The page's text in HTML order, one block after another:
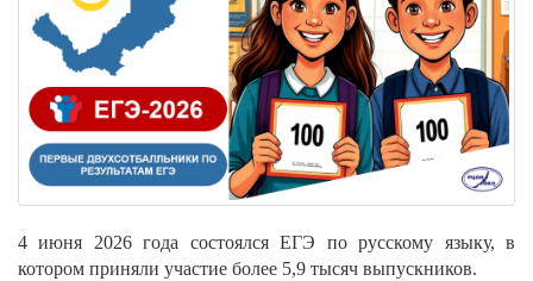
4 июня 2026 года состоялся ЕГЭ по русскому языку, в
котором приняли участие более 5,9 тысяч выпускников.